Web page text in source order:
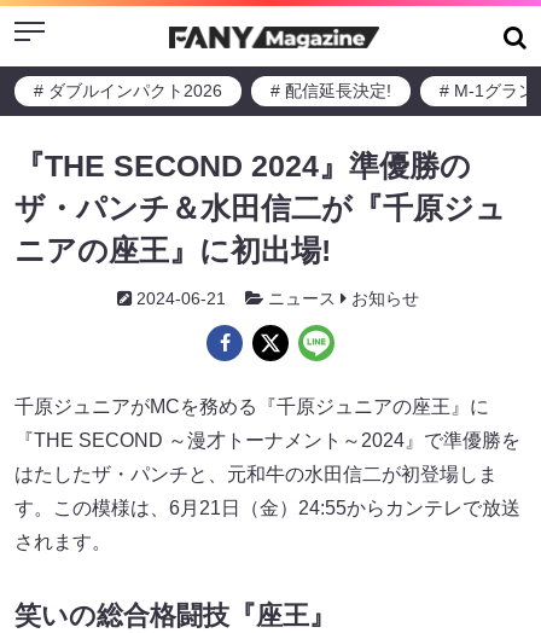
Menu
# ダブルインパクト2026 # 配信延長決定! # M-1グラン
『THE SECOND 2024』準優勝の
ザ・パンチ＆水田信二が『千原ジュ
ニアの座王』に初出場!
2024-06-21 ニュース お知らせ
千原ジュニアがMCを務める『千原ジュニアの座王』に
『THE SECOND ～漫才トーナメント～2024』で準優勝を
はたしたザ・パンチと、元和牛の水田信二が初登場しま
す。この模様は、6月21日（金）24:55からカンテレで放送
されます。
笑いの総合格闘技『座王』